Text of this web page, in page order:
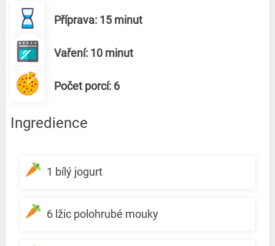
Příprava: 15 minut
Vaření: 10 minut
Počet porcí: 6
Ingredience
1 bílý jogurt
6 lžic polohrubé mouky